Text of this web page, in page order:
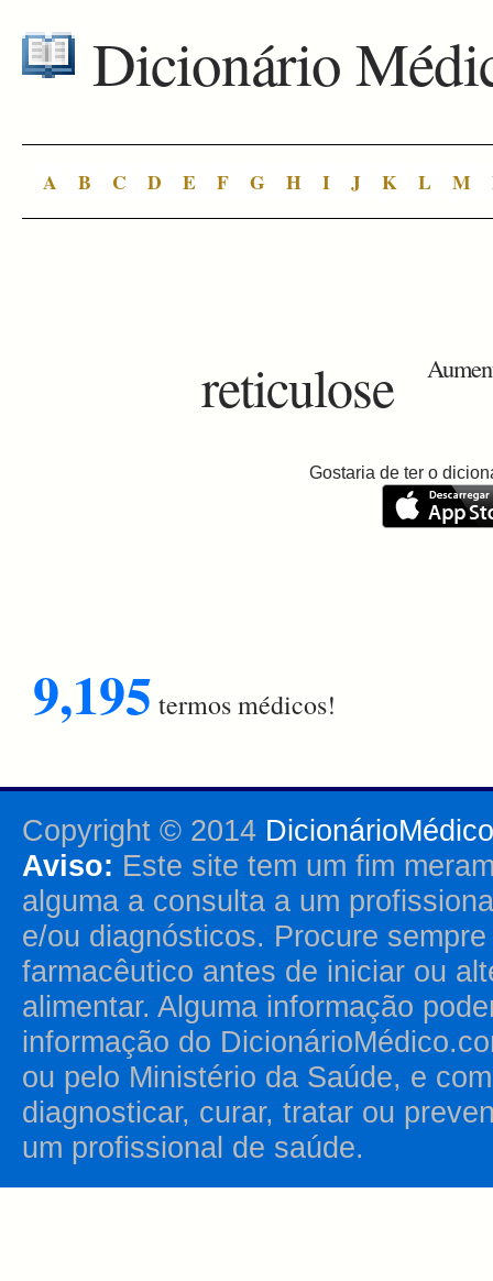
Dicionário
A B C D E F G H I J K L M
reticulose
Gostaria de ter o
9,195 termos médicos!
Copyright © 2014
Aviso: Este site tem um fim
alguma a consulta a um
e/ou diagnósticos. Procure
farmacêutico antes de iniciar ou
alimentar. Alguma informação
informação do
ou pelo Ministério da Saúde, e
diagnosticar, curar, tratar ou
um profissional de saúde.